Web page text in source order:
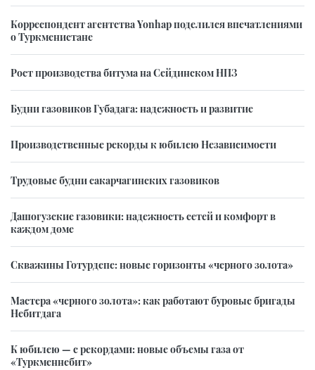
Корреспондент агентства Yonhap поделился впечатлениями
о Туркменистане
Рост производства битума на Сейдинском НПЗ
Будни газовиков Губадага: надежность и развитие
Производственные рекорды к юбилею Независимости
Трудовые будни сакарчагинских газовиков
Дашогузские газовики: надежность сетей и комфорт в
каждом доме
Скважины Готурдепе: новые горизонты «черного золота»
Мастера «черного золота»: как работают буровые бригады
Небитдага
К юбилею — с рекордами: новые объемы газа от
«Туркменнебит»